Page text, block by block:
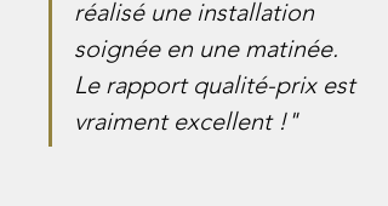
réalisé une installation
soignée en une matinée.
Le rapport qualité-prix est
vraiment excellent !"